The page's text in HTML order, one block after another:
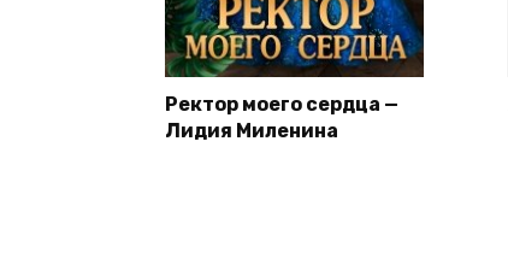
Ректор моего сердца —
Лидия Миленина